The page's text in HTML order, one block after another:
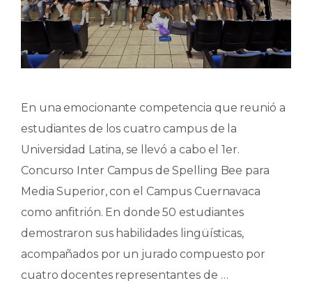
En una emocionante competencia que reunió a
estudiantes de los cuatro campus de la
Universidad Latina, se llevó a cabo el 1er.
Concurso Inter Campus de Spelling Bee para
Media Superior, con el Campus Cuernavaca
como anfitrión. En donde 50 estudiantes
demostraron sus habilidades lingüísticas,
acompañados por un jurado compuesto por
cuatro docentes representantes de …